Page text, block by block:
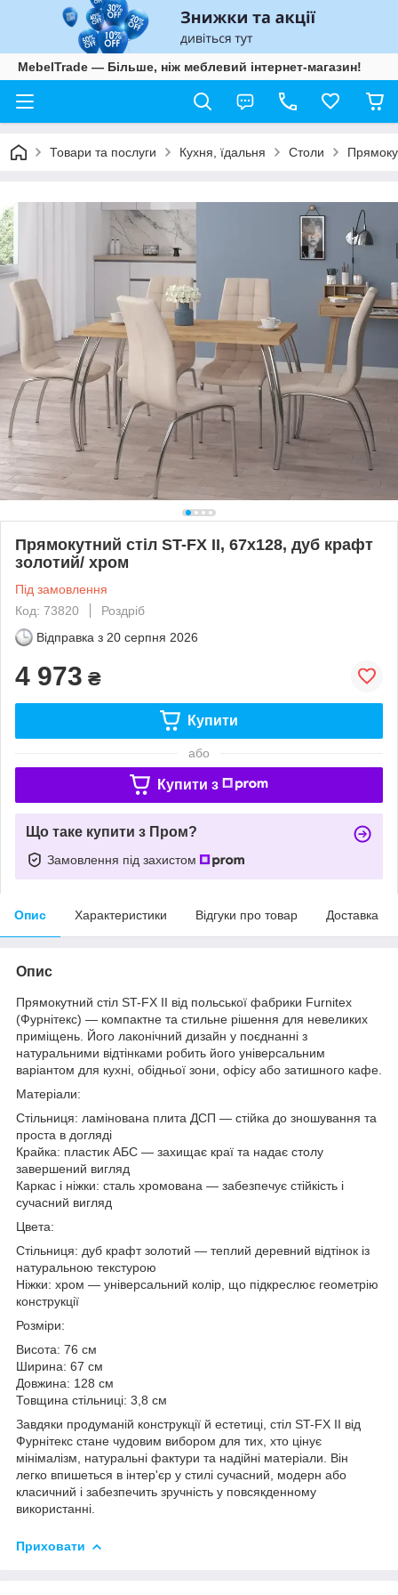
MebelTrade — Більше, ніж меблевий інтернет-магазин!
Товари та послуги Кухня, їдальня Столи
Прямокутний стіл ST-FX II, 67x128, дуб крафт
золотий/ хром
Під замовлення
Код: 73820
Роздріб
Відправка з 20 серпня 2026
4 973 ₴
Купити
або
Купити з
Що таке купити з Пром?
Замовлення під захистом
Опис Характеристики Відгуки про товар Доставка
Опис
Прямокутний стіл ST-FX II від польської фабрики Furnitex
(Фурнітекс) — компактне та стильне рішення для невеликих
приміщень. Його лаконічний дизайн у поєднанні з
натуральними відтінками робить його універсальним
варіантом для кухні, обідньої зони, офісу або затишного кафе.
Матеріали:
Стільниця: ламінована плита ДСП — стійка до зношування та
проста в догляді
Крайка: пластик АБС — захищає краї та надає столу
завершений вигляд
Каркас і ніжки: сталь хромована — забезпечує стійкість і
сучасний вигляд
Цвета:
Стільниця: дуб крафт золотий — теплий деревний відтінок із
натуральною текстурою
Ніжки: хром — універсальний колір, що підкреслює геометрію
конструкції
Розміри:
Висота: 76 см
Ширина: 67 см
Довжина: 128 см
Товщина стільниці: 3,8 см
Завдяки продуманій конструкції й естетиці, стіл ST-FX II від
Фурнітекс стане чудовим вибором для тих, хто цінує
мінімалізм, натуральні фактури та надійні матеріали. Він
легко впишеться в інтер'єр у стилі сучасний, модерн або
класичний і забезпечить зручність у повсякденному
використанні.
Приховати